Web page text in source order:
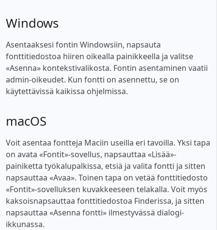
Windows
Asentaaksesi fontin Windowsiin, napsauta
fonttitiedostoa hiiren oikealla painikkeella ja valitse
«Asenna» kontekstivalikosta. Fontin asentaminen vaatii
admin-oikeudet. Kun fontti on asennettu, se on
käytettävissä kaikissa ohjelmissa.
macOS
Voit asentaa fontteja Maciin useilla eri tavoilla. Yksi tapa
on avata «Fontit»-sovellus, napsauttaa «Lisää»-
painiketta työkalupalkissa, etsiä ja valita fontti ja sitten
napsauttaa «Avaa». Toinen tapa on vetää fonttitiedosto
«Fontit»-sovelluksen kuvakkeeseen telakalla. Voit myös
kaksoisnapsauttaa fonttitiedostoa Finderissa, ja sitten
napsauttaa «Asenna fontti» ilmestyvässä dialogi-
ikkunassa.